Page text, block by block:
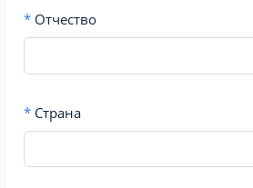
* Отчество
* Страна